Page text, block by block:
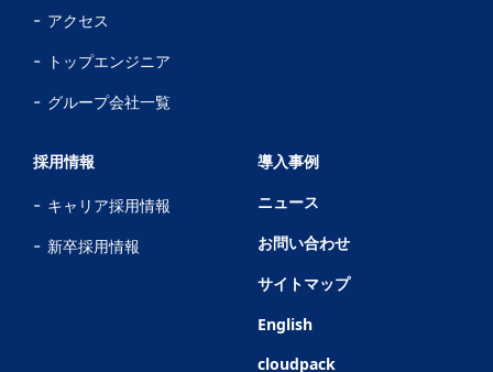
アクセス
トップエンジニア
グループ会社一覧
採用情報
キャリア採用情報
新卒採用情報
導入事例
ニュース
お問い合わせ
サイトマップ
English
cloudpack